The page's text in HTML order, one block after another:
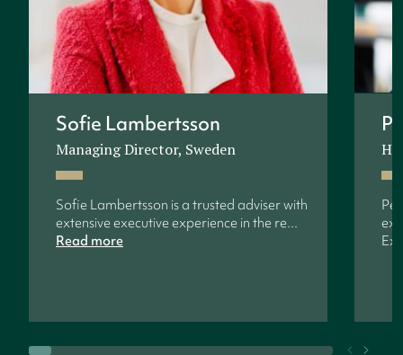
Sofie Lambertsson
Managing Director, Sweden
Sofie Lambertsson is a trusted adviser with
extensive executive experience in the re...
Read more